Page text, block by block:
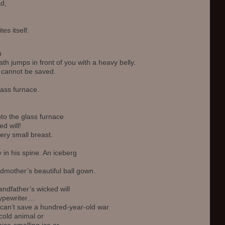
itself.
jumps in front of you with a heavy belly.
be saved.
furnace.
the glass furnace
will!
small breast.
in his spine. An iceberg
beautiful ball gown.
wicked will
save a hundred-year-old war
animal or